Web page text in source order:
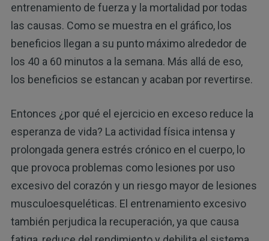
entrenamiento de fuerza y la mortalidad por todas
las causas. Como se muestra en el gráfico, los
beneficios llegan a su punto máximo alrededor de
los 40 a 60 minutos a la semana. Más allá de eso,
los beneficios se estancan y acaban por revertirse.
Entonces ¿por qué el ejercicio en exceso reduce la
esperanza de vida? La actividad física intensa y
prolongada genera estrés crónico en el cuerpo, lo
que provoca problemas como lesiones por uso
excesivo del corazón y un riesgo mayor de lesiones
musculoesqueléticas. El entrenamiento excesivo
también perjudica la recuperación, ya que causa